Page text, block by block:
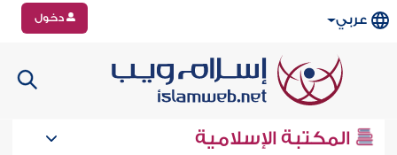
عربي دخول
المكتبة الإسلامية